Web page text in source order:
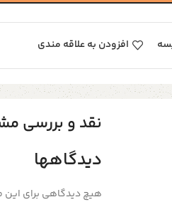
افزودن به علاقه مندی
نقد و بررسی
دیدگاهها
هیچ دیدگاهی برای